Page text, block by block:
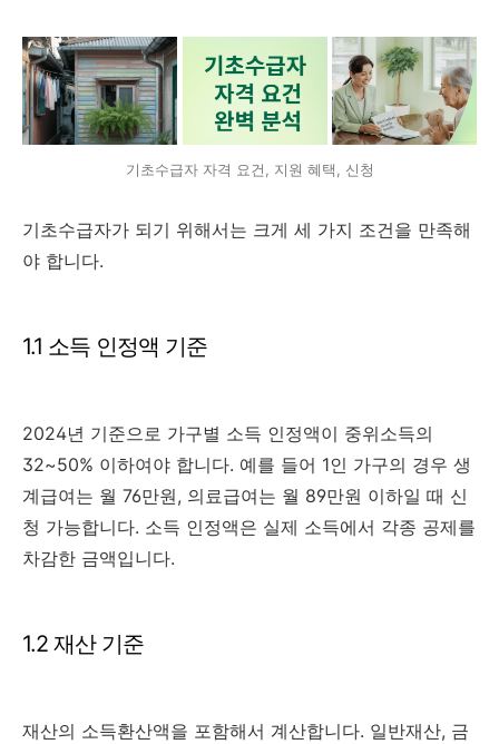
기초수급자 자격 요건, 지원 혜택, 신청
기초수급자가 되기 위해서는 크게 세 가지 조건을 만족해
야 합니다.
1.1 소득 인정액 기준
2024년 기준으로 가구별 소득 인정액이 중위소득의
32~50% 이하여야 합니다. 예를 들어 1인 가구의 경우 생
계급여는 월 76만원, 의료급여는 월 89만원 이하일 때 신
청 가능합니다. 소득 인정액은 실제 소득에서 각종 공제를
차감한 금액입니다.
1.2 재산 기준
재산의 소득환산액을 포함해서 계산합니다. 일반재산, 금